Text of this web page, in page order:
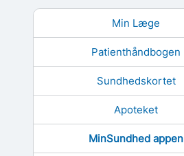
Min Læge
Patienthåndbogen
Sundhedskortet
Apoteket
MinSundhed appen